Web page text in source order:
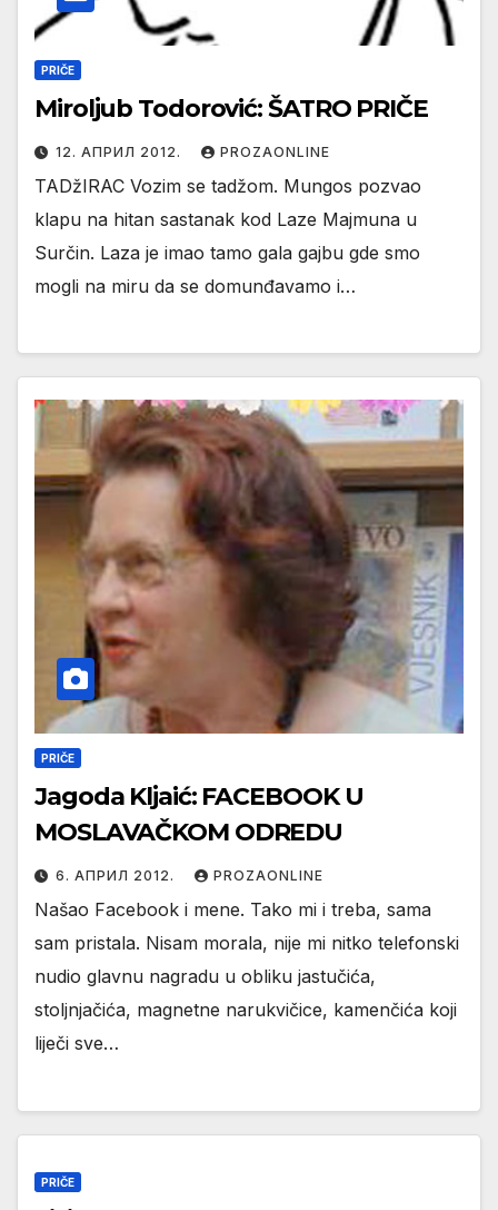
PRIČE
Miroljub Todorović: ŠATRO PRIČE
12. АПРИЛ 2012. PROZAONLINE
TADžIRAC Vozim se tadžom. Mungos pozvao
klapu na hitan sastanak kod Laze Majmuna u
Surčin. Laza je imao tamo gala gajbu gde smo
mogli na miru da se domunđavamo i…
PRIČE
Jagoda Kljaić: FACEBOOK U
MOSLAVAČKOM ODREDU
6. АПРИЛ 2012. PROZAONLINE
Našao Facebook i mene. Tako mi i treba, sama
sam pristala. Nisam morala, nije mi nitko telefonski
nudio glavnu nagradu u obliku jastučića,
stoljnjačića, magnetne narukvičice, kamenčića koji
liječi sve…
PRIČE